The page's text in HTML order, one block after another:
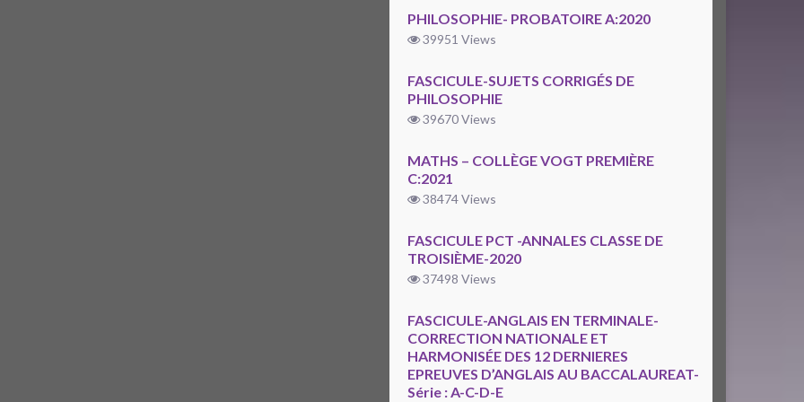
PHILOSOPHIE- PROBATOIRE A:2020
39951 Views
FASCICULE-SUJETS CORRIGÉS DE
PHILOSOPHIE
39670 Views
MATHS – COLLÈGE VOGT PREMIÈRE
C:2021
38474 Views
FASCICULE PCT -ANNALES CLASSE DE
TROISIÈME-2020
37498 Views
FASCICULE-ANGLAIS EN TERMINALE-
CORRECTION NATIONALE ET
HARMONISÉE DES 12 DERNIERES
EPREUVES D’ANGLAIS AU BACCALAUREAT-
Série : A-C-D-E